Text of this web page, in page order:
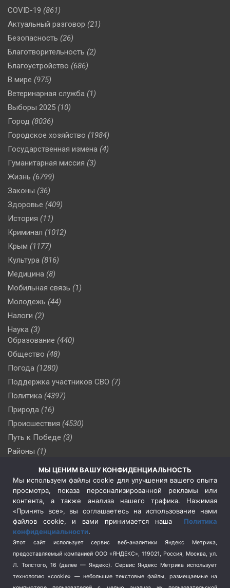
COVID-19 (861)
Актуальный разговор (21)
Безопасность (26)
Благотворительность (2)
Благоустройство (686)
В мире (975)
Ветеринарная служба (1)
Выборы 2025 (10)
Город (8036)
Городское хозяйство (1984)
Государственная измена (4)
Гуманитарная миссия (3)
Жизнь (6799)
Законы (36)
Здоровье (409)
История (11)
Криминал (1012)
Крым (1177)
Культура (816)
Медицина (8)
Мобильная связь (1)
Молодежь (44)
Налоги (2)
Наука (3)
Образование (440)
Общество (48)
Погода (1280)
Поддержка участников СВО (7)
Политика (4397)
Природа (16)
Происшествия (4530)
Путь к Победе (3)
Районы (1)
(510)
Сельское хозяйство (3)
Социальная политика
(3)
Спецоперация в Украине
Спецоперация на Украине
(404)
Спорт (740)
Терроризм (1)
Транспорт (262)
МЫ ЦЕНИМ ВАШУ КОНФИДЕНЦИАЛЬНОСТЬ
Мы используем файлы cookie для улучшения вашего опыта
просмотра, показа персонализированной рекламы или
контента, а также анализа нашего трафика. Нажимая
«Принять все», вы соглашаетесь на использование нами
файлов cookie, и вами принимается наша Политика
конфиденциальности.
Этот сайт использует сервис веб-аналитики Яндекс Метрика,
предоставляемый компанией ООО «ЯНДЕКС», 119021, Россия, Москва, ул.
Л. Толстого, 16 (далее — Яндекс). Сервис Яндекс Метрика использует
технологию «cookie» — небольшие текстовые файлы, размещаемые на